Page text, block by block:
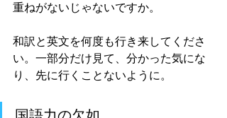
重ねがないじゃないですか。
和訳と英文を何度も行き来してくださ
い。一部分だけ見て、分かった気にな
り、先に行くことないように。